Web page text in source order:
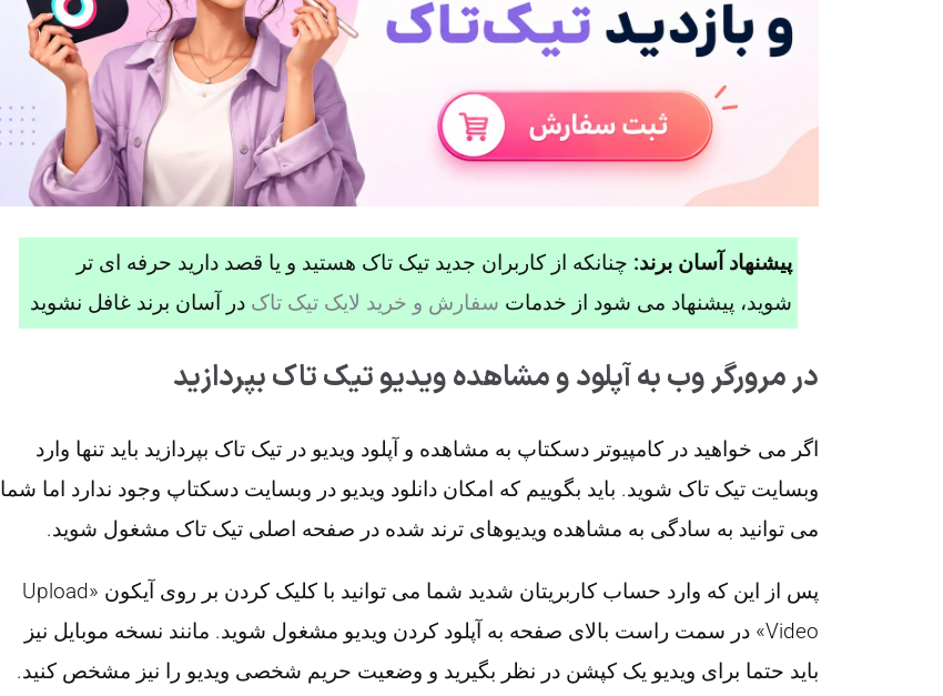
پیشنهاد آسان برند: چنانکه از کاربران جدید تیک تاک هستید و یا قصد دارید حرفه ای تر
شوید، پیشنهاد می شود از خدمات سفارش و خرید لایک تیک تاک در آسان برند غافل نشوید
در مرورگر وب به آپلود و مشاهده ویدیو تیک تاک بپردازید
اگر می خواهید در کامپیوتر دسکتاپ به مشاهده و آپلود ویدیو در تیک تاک بپردازید باید تنها وارد
وبسایت تیک تاک شوید. باید بگوییم که امکان دانلود ویدیو در وبسایت دسکتاپ وجود ندارد اما شما
می توانید به سادگی به مشاهده ویدیوهای ترند شده در صفحه اصلی تیک تاک مشغول شوید.
پس از این که وارد حساب کاربریتان شدید شما می توانید با کلیک کردن بر روی آیکون «Upload
Video» در سمت راست بالای صفحه به آپلود کردن ویدیو مشغول شوید. مانند نسخه موبایل نیز
باید حتما برای ویدیو یک کپشن در نظر بگیرید و وضعیت حریم شخصی ویدیو را نیز مشخص کنید.